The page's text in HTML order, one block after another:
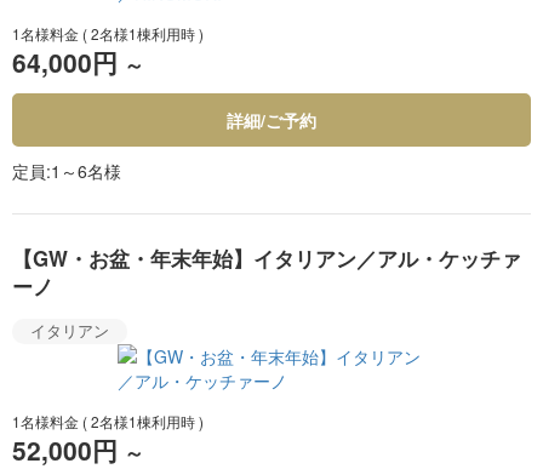
1名様料金 ( 2名様1棟利用時 )
64,000円 ～
詳細/ご予約
定員 1～6名様
【GW・お盆・年末年始】イタリアン／アル・ケッチァ
ーノ
イタリアン
1名様料金 ( 2名様1棟利用時 )
52,000円 ～